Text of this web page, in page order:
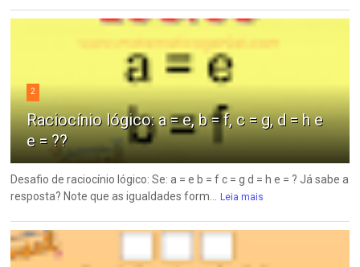
2
Raciocínio lógico: a = e, b = f, c = g, d = h e
e = ??
Desafio de raciocínio lógico: Se: a = e b = f c = g d = h e = ? Já sabe a
resposta? Note que as igualdades form...
Leia mais